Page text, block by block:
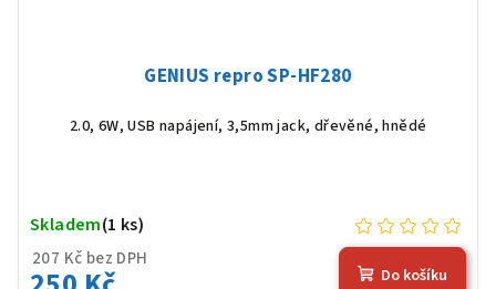
GENIUS repro SP-HF280
2.0, 6W, USB napájení, 3,5mm jack, dřevěné, hnědé
207 Kč bez DPH
Skladem(1 ks)
Do košíku